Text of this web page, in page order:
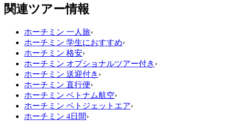
関連ツアー情報
ホーチミン 一人旅›
ホーチミン 学生におすすめ›
ホーチミン 格安›
ホーチミン オプショナルツアー付き ›
ホーチミン 送迎付き ›
ホーチミン 直行便›
ホーチミン ベトナム航空›
ホーチミン ベトジェットエア›
ホーチミン 4日間›